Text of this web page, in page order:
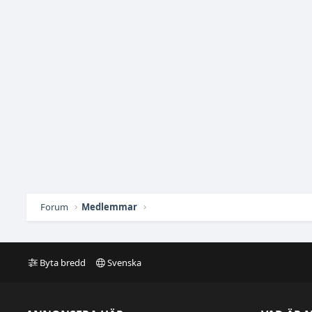
Forum Medlemmar
Byta bredd Svenska